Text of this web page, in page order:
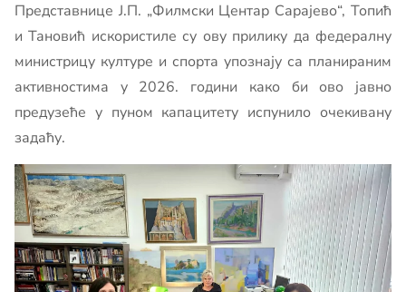
Представнице Ј.П. „Филмски Центар Сарајево“, Топић
и Тановић искористиле су ову прилику да федералну
министрицу културе и спорта упознају са планираним
активностима у 2026. години како би ово јавно
пpeдузеће у пуном капацитету испунило очекивану
задаћу.